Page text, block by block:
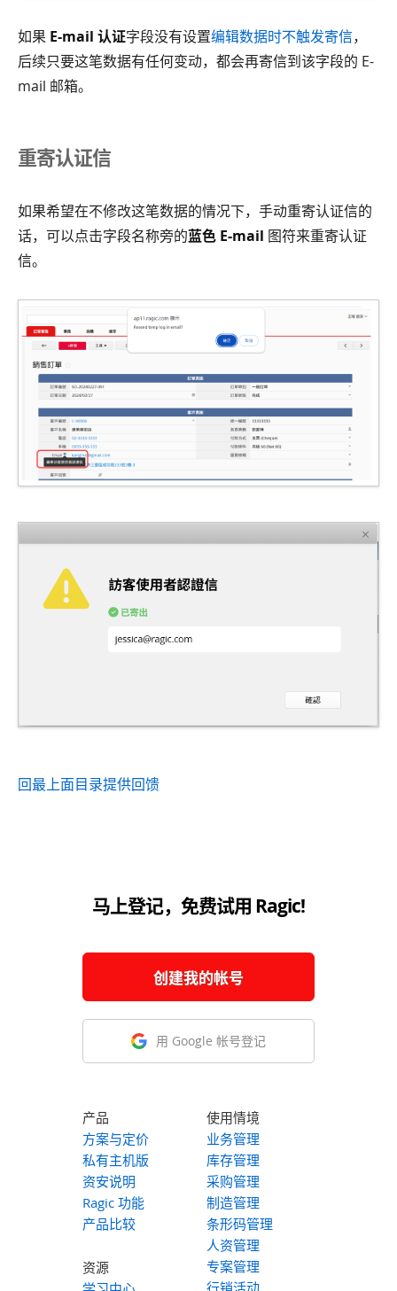
如果 E-mail 认证字段没有设置编辑数据时不触发寄信，
后续只要这笔数据有任何变动，都会再寄信到该字段的 E-
mail 邮箱。
重寄认证信
如果希望在不修改这笔数据的情况下，手动重寄认证信的
话，可以点击字段名称旁的蓝色 E-mail 图符来重寄认证
信。
回最上面目录提供回馈
马上登记，免费试用 Ragic!
创建我的帐号
用 Google 帐号登记
产品
方案与定价
私有主机版
资安说明
Ragic 功能
产品比较
资源
使用情境
业务管理
库存管理
采购管理
制造管理
条形码管理
人资管理
专案管理
行销活动